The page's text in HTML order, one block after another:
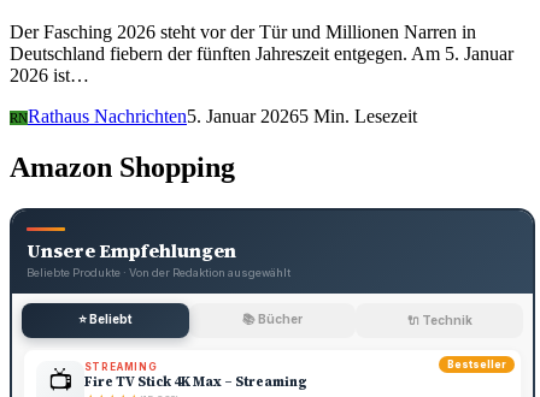
Der Fasching 2026 steht vor der Tür und Millionen Narren in
Deutschland fiebern der fünften Jahreszeit entgegen. Am 5. Januar
2026 ist…
RNRathaus Nachrichten5. Januar 20265 Min. Lesezeit
Amazon Shopping
Unsere Empfehlungen
Beliebte Produkte · Von der Redaktion ausgewählt
⭐ Beliebt 📚 Bücher 🔌 Technik
Bestseller
📺 STREAMING
Fire TV Stick 4K Max – Streaming